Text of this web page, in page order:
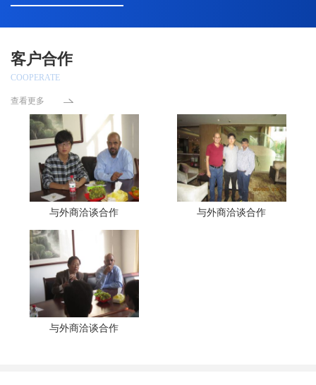
客户合作
COOPERATE
查看更多
与外商洽谈合作 与外商洽谈合作
与外商洽谈合作